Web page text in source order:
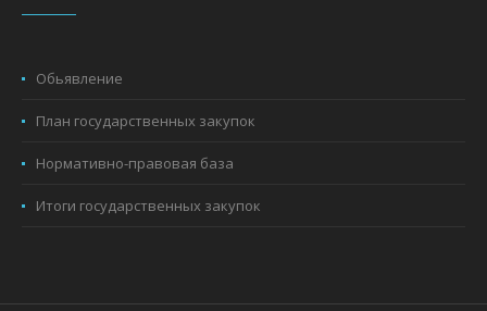
Обьявление
План государственных закупок
Нормативно-правовая база
Итоги государственных закупок